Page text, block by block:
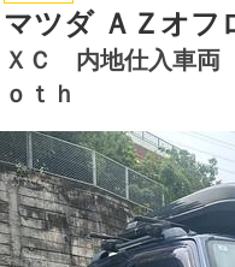
マツダ ＡＺオフ
ＸＣ 内地仕入車両
ｏｔｈ